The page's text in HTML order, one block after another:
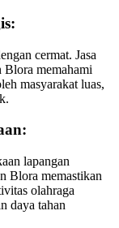
cermat. Jasa
Blora memahami
masyarakat luas,
lapangan
Blora memastikan
olahraga
daya tahan